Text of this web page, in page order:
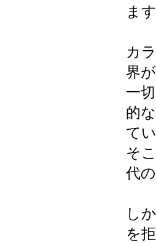
ま
カ
界
一
的
て
そ
代
し
を